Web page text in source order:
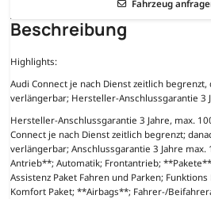
Fahrzeug
Beschreibung
Highlights:
Audi Connect je nach Dienst zeitlich
verlängerbar; Hersteller-Anschlussgarantie 3
Hersteller-Anschlussgarantie 3 Jahre, max.
Connect je nach Dienst zeitlich begrenzt;
verlängerbar; Anschlussgarantie 3 Jahre
Antrieb**; Automatik; Frontantrieb;
Assistenz Paket Fahren und Parken;
Komfort Paket; **Airbags**; Fahrer-/